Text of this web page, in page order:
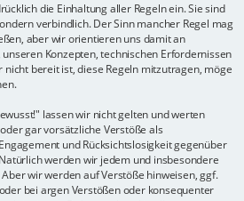
die Einhaltung aller Regeln ein. Sie sind
verbindlich. Der Sinn mancher Regel mag
aber wir orientieren uns damit an
Konzepten, technischen Erfordernissen
nicht bereit ist, diese Regeln mitzutragen, möge
lassen wir nicht gelten und werten
gar vorsätzliche Verstöße als
und Rücksichtslosigkeit gegenüber
werden wir jedem und insbesondere
wir werden auf Verstöße hinweisen, ggf.
bei argen Verstößen oder konsequenter